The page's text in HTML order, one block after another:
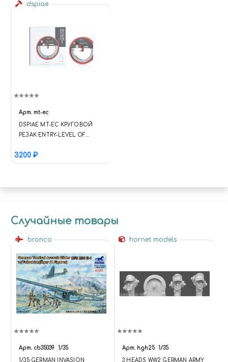
dspiae
Арт. mt-ec
DSPIAE MT-EC КРУГОВОЙ
РЕЗАК ENTRY-LEVEL OF
CIRCULAR CUT НОВИНКИ
2020-2021
3200 ₽
Случайные товары
bronco
Арт. cb35039 1/35
1/35 GERMAN INVASION
hornet models
Арт. hgh25 1/35
3 HEADS WW2 GERMAN ARMY